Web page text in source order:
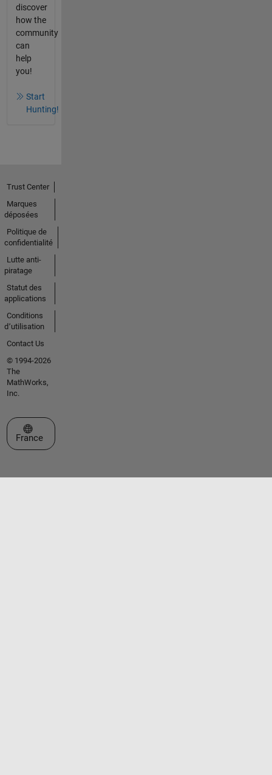
discover
how the
community
can
help
you!
Start
Hunting!
Trust Center
Marques
déposées
Politique de
confidentialité
Lutte anti-
piratage
Statut des
applications
Conditions
d՚utilisation
Contact Us
© 1994-2026
The
MathWorks,
Inc.
Sélectionner un site web
France